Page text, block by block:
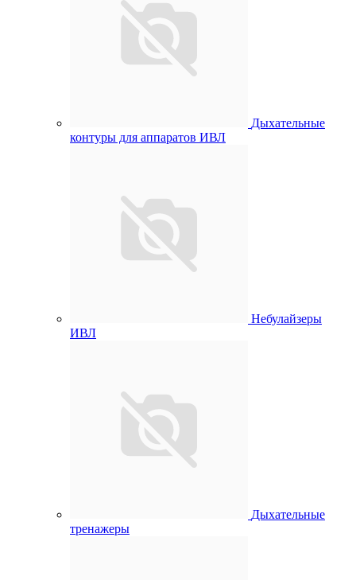
Дыхательные
контуры для аппаратов ИВЛ
Небулайзеры
ИВЛ
Дыхательные
тренажеры